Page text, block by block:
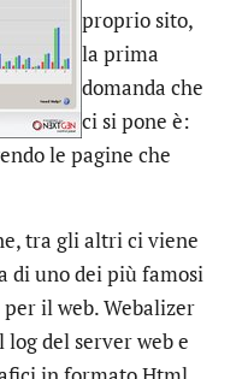
proprio sito,
la prima
domanda che
ci si pone è:
le pagine che
tra gli altri ci viene
di uno dei più famosi
il web. Webalizer
del server web e